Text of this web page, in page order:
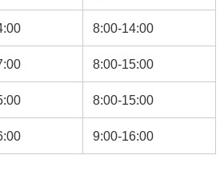
8:00-14:00
8:00-15:00
8:00-15:00
9:00-16:00